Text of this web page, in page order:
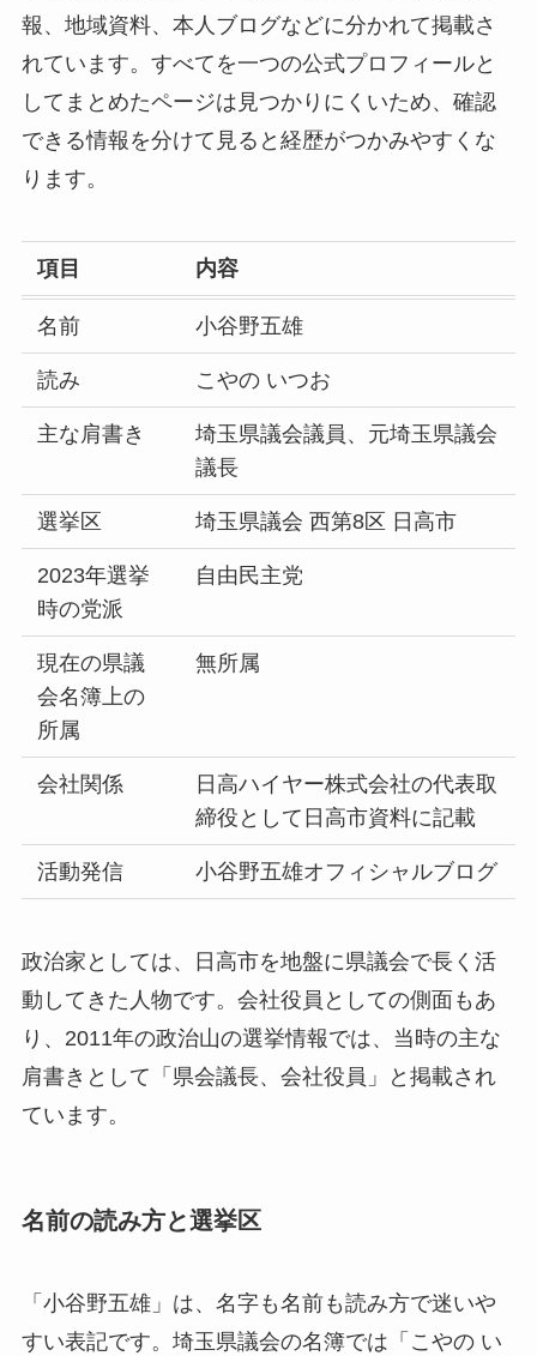
報、地域資料、本人ブログなどに分かれて掲載さ
れています。すべてを一つの公式プロフィールと
してまとめたページは見つかりにくいため、確認
できる情報を分けて見ると経歴がつかみやすくな
ります。
項目 内容
名前 小谷野五雄
読み こやの いつお
主な肩書き
埼玉県議会議員、元埼玉県議会
議長
選挙区 埼玉県議会 西第8区 日高市
2023年選挙
時の党派
自由民主党
現在の県議
会名簿上の
所属
無所属
会社関係
日高ハイヤー株式会社の代表取
締役として日高市資料に記載
活動発信 小谷野五雄オフィシャルブログ
政治家としては、日高市を地盤に県議会で長く活
動してきた人物です。会社役員としての側面もあ
り、2011年の政治山の選挙情報では、当時の主な
肩書きとして「県会議長、会社役員」と掲載され
ています。
名前の読み方と選挙区
「小谷野五雄」は、名字も名前も読み方で迷いや
すい表記です。埼玉県議会の名簿では「こやの い